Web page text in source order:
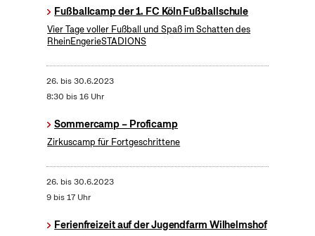
Fußballcamp der 1. FC Köln Fußballschule
Vier Tage voller Fußball und Spaß im Schatten des
RheinEngerieSTADIONS
26. bis30.6.2023
8:30 bis 16 Uhr
Sommercamp – Proficamp
Zirkuscamp für Fortgeschrittene
26. bis30.6.2023
9 bis 17 Uhr
Ferienfreizeit auf der Jugendfarm Wilhelmshof